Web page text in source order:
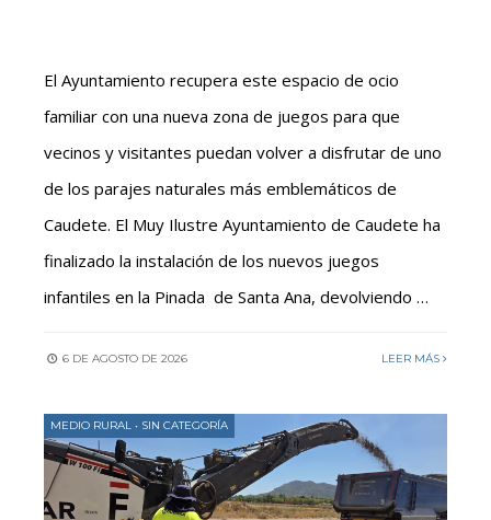
El Ayuntamiento recupera este espacio de ocio
familiar con una nueva zona de juegos para que
vecinos y visitantes puedan volver a disfrutar de uno
de los parajes naturales más emblemáticos de
Caudete. El Muy Ilustre Ayuntamiento de Caudete ha
finalizado la instalación de los nuevos juegos
infantiles en la Pinada de Santa Ana, devolviendo …
6 DE AGOSTO DE 2026 LEER MÁS
MEDIO RURAL • SIN CATEGORÍA